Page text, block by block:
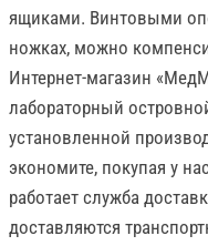
ящиками. Винтовыми
ножках, можно
Интернет-магазин
лабораторный
установленной
экономите, покупая у
работает служба
доставляются